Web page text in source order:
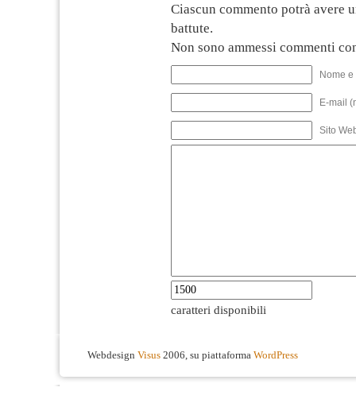
Ciascun commento potrà avere
battute.
Non sono ammessi commenti
Nome
E-mail
Sito
caratteri disponibili
Webdesign Visus 2006, su piattaforma WordPress